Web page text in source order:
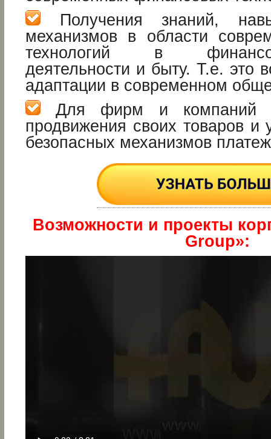
Получения знаний,
механизмов в области
технологий в
деятельности и быту. Т.е. это
адаптации в современном
Для фирм и компаний
продвижения своих товаров и
безопасных механизмов
Возможности и проекты
Group»: